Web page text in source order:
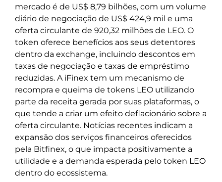
mercado é de US$ 8,79 bilhões, com um volume
diário de negociação de US$ 424,9 mil e uma
oferta circulante de 920,32 milhões de LEO. O
token oferece benefícios aos seus detentores
dentro da exchange, incluindo descontos em
taxas de negociação e taxas de empréstimo
reduzidas. A iFinex tem um mecanismo de
recompra e queima de tokens LEO utilizando
parte da receita gerada por suas plataformas, o
que tende a criar um efeito deflacionário sobre a
oferta circulante. Notícias recentes indicam a
expansão dos serviços financeiros oferecidos
pela Bitfinex, o que impacta positivamente a
utilidade e a demanda esperada pelo token LEO
dentro do ecossistema.